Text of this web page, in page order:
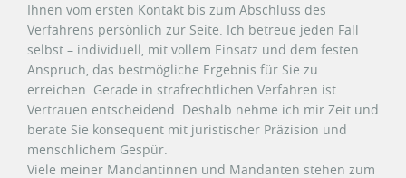
Ihnen vom ersten Kontakt bis zum Abschluss des
Verfahrens persönlich zur Seite. Ich betreue jeden Fall
selbst – individuell, mit vollem Einsatz und dem festen
Anspruch, das bestmögliche Ergebnis für Sie zu
erreichen. Gerade in strafrechtlichen Verfahren ist
Vertrauen entscheidend. Deshalb nehme ich mir Zeit und
berate Sie konsequent mit juristischer Präzision und
menschlichem Gespür.
Viele meiner Mandantinnen und Mandanten stehen zum